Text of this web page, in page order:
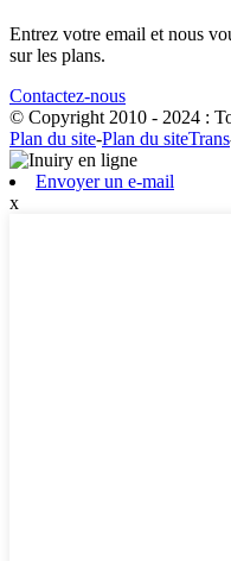
Entrez votre email et nous
sur les plans.
Contactez-nous
© Copyright 2010 - 2024 :
Plan du site-Plan du siteTrans
Envoyer un e-mail
x